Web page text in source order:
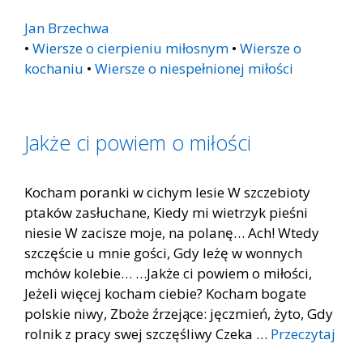
Jan Brzechwa
• Wiersze o cierpieniu miłosnym • Wiersze o
kochaniu • Wiersze o niespełnionej miłości
Jakże ci powiem o miłości
Kocham poranki w cichym lesie W szczebioty
ptaków zasłuchane, Kiedy mi wietrzyk pieśni
niesie W zacisze moje, na polanę… Ach! Wtedy
szczęście u mnie gości, Gdy leżę w wonnych
mchów kolebie… …Jakże ci powiem o miłości,
Jeżeli więcej kocham ciebie? Kocham bogate
polskie niwy, Zboże źrzejące: jęczmień, żyto, Gdy
rolnik z pracy swej szczęśliwy Czeka … Przeczytaj